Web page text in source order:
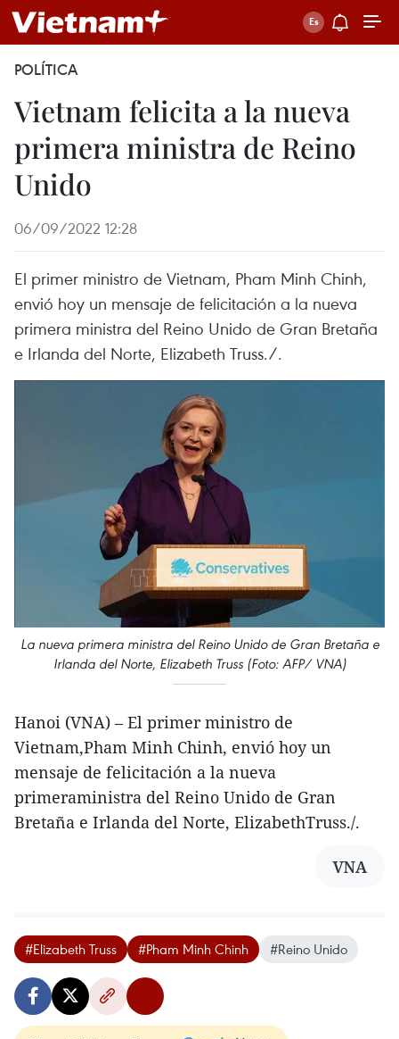
POLÍTICA
Vietnam felicita a la nueva
primera ministra de Reino
Unido
06/09/2022 12:28
El primer ministro de Vietnam, Pham Minh Chinh,
envió hoy un mensaje de felicitación a la nueva
primera ministra del Reino Unido de Gran Bretaña
e Irlanda del Norte, Elizabeth Truss./.
La nueva primera ministra del Reino Unido de Gran Bretaña e
Irlanda del Norte, Elizabeth Truss (Foto: AFP/ VNA)
Hanoi (VNA) – El primer ministro de
Vietnam,Pham Minh Chinh, envió hoy un
mensaje de felicitación a la nueva
primeraministra del Reino Unido de Gran
Bretaña e Irlanda del Norte, ElizabethTruss./.
VNA
#Elizabeth Truss #Pham Minh Chinh #Reino Unido